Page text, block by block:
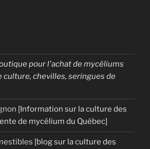
pour l'achat de mycéliums
culture, chevilles, seringues de
[Information sur la culture des
de mycélium du Québec]
[blog sur la culture des